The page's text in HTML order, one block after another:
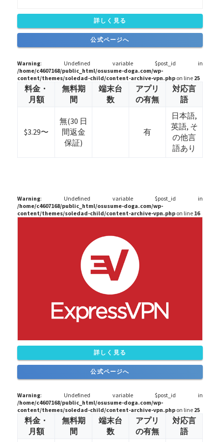
詳しく見る
公式ページへ
Warning: Undefined variable $post_id in
/home/c4607168/public_html/osusume-doga.com/wp-
content/themes/soledad-child/content-archive-vpn.php on line 25
料金・
月額
無料期
間
端末台
数
アプリ
の有無
対応言
語
$3.29〜
無(30 日
間返金
保証)
有
日本語,
英語, そ
の他言
語あり
Warning: Undefined variable $post_id in
/home/c4607168/public_html/osusume-doga.com/wp-
content/themes/soledad-child/content-archive-vpn.php on line 16
詳しく見る
公式ページへ
Warning: Undefined variable $post_id in
/home/c4607168/public_html/osusume-doga.com/wp-
content/themes/soledad-child/content-archive-vpn.php on line 25
料金・
月額
無料期
間
端末台
数
アプリ
の有無
対応言
語